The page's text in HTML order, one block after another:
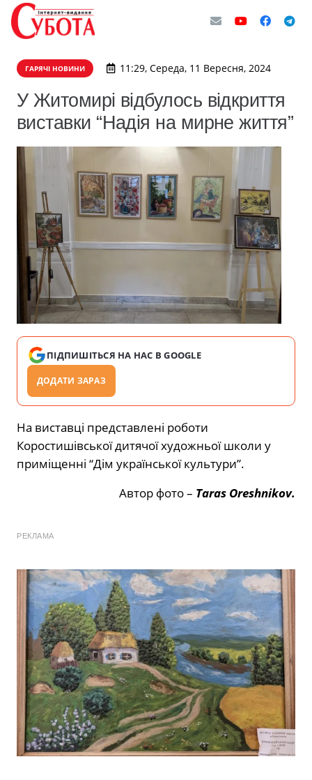
ГАРЯЧІ НОВИНИ 11:29, Середа, 11 Вересня, 2024
У Житомирі відбулось відкриття
виставки “Надія на мирне життя”
ПІДПИШІТЬСЯ НА НАС В GOOGLE
ДОДАТИ ЗАРАЗ
На виставці представлені роботи
Коростишівської дитячої художньої школи у
приміщенні “Дім української культури”.
Автор фото – Taras Oreshnikov.
РЕКЛАМА